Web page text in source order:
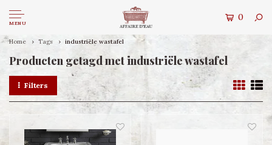
MENU
0
Home Tags industriële wastafel
Producten getagd met industriële wastafel
Filters